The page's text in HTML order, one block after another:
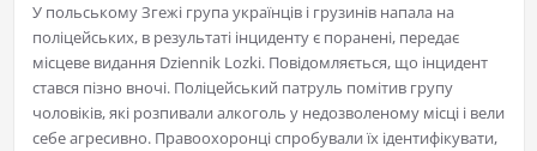
У польському Згежі група українців і грузинів напала на
поліцейських, в результаті інциденту є поранені, передає
місцеве видання Dziennik Lozki. Повідомляється, що інцидент
стався пізно вночі. Поліцейський патруль помітив групу
чоловіків, які розпивали алкоголь у недозволеному місці і вели
себе агресивно. Правоохоронці спробували їх ідентифікувати,